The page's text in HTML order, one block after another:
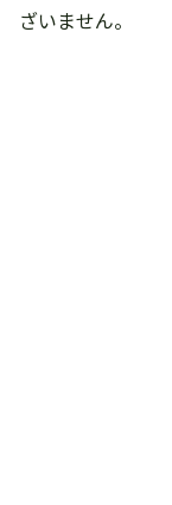
ざいません。